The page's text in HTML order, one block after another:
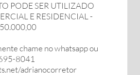
PODE SER UTILIZADO
E RESIDENCIAL -
chame no whatsapp ou
8041
adrianocorretor